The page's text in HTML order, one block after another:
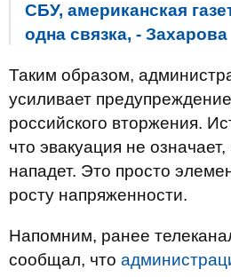
СБУ, американская
одна связка, - Захарова
Таким образом,
усиливает
российского вторжения.
что эвакуация не
нападет. Это просто
росту напряженности.
Напомним, ранее
сообщал, что